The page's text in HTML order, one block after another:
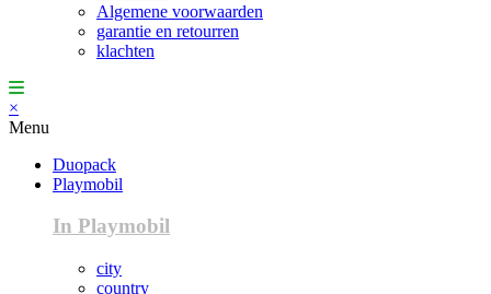
Algemene voorwaarden
garantie en retourren
klachten
×
Menu
Duopack
Playmobil
In Playmobil
city
country